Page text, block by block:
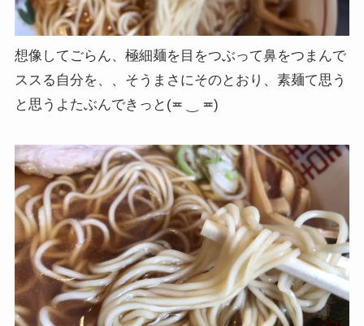
想像してごらん、極細麺を目をつぶって鼻をつまんで
ススる自分を、、そうまさにそのとおり、素麺て思う
と思うよたぶんできっと(≖ ‿ ≖)